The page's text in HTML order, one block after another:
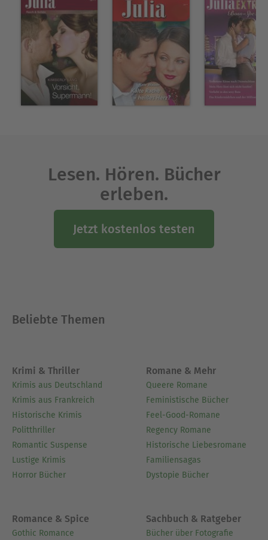
romantischen, gefühlvollen Familiensagas. Die
beliebte Autorin verstarb 2022.
Ausblenden
Lesen. Hören. Bücher
erleben.
Jetzt kostenlos testen
Beliebte Themen
Krimi & Thriller
Krimis aus Deutschland
Krimis aus Frankreich
Historische Krimis
Politthriller
Romantic Suspense
Lustige Krimis
Horror Bücher
Romane & Mehr
Queere Romane
Feministische Bücher
Feel-Good-Romane
Regency Romane
Historische Liebesromane
Familiensagas
Dystopie Bücher
Romance & Spice
Gothic Romance
Sachbuch & Ratgeber
Bücher über Fotografie